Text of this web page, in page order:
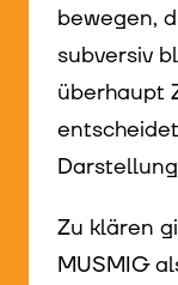
bewegen,
subversiv
überhaupt
Zu klären
MUSMIG